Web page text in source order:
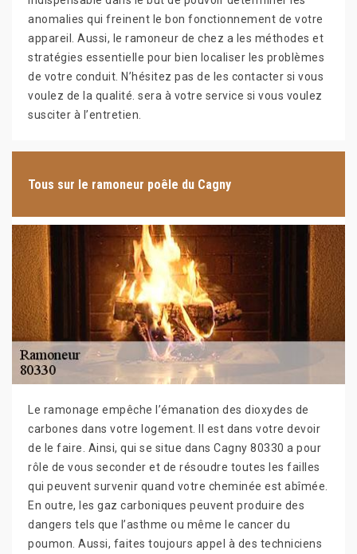
anomalies qui freinent le bon fonctionnement de votre
appareil. Aussi, le ramoneur de chez a les méthodes et
stratégies essentielle pour bien localiser les problèmes
de votre conduit. N’hésitez pas de les contacter si vous
voulez de la qualité. sera à votre service si vous voulez
susciter à l’entretien.
Tous sur le ramoneur poêle du Cagny
Le ramonage empêche l’émanation des dioxydes de
carbones dans votre logement. Il est dans votre devoir
de le faire. Ainsi, qui se situe dans Cagny 80330 a pour
rôle de vous seconder et de résoudre toutes les failles
qui peuvent survenir quand votre cheminée est abîmée.
En outre, les gaz carboniques peuvent produire des
dangers tels que l’asthme ou même le cancer du
poumon. Aussi, faites toujours appel à des techniciens